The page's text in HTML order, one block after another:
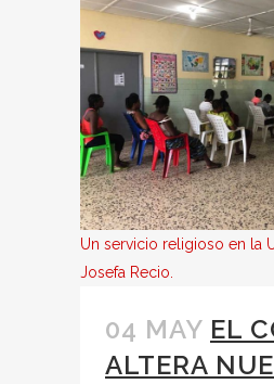
Un servicio religioso en la
Josefa Recio.
04 MAY EL
ALTERA